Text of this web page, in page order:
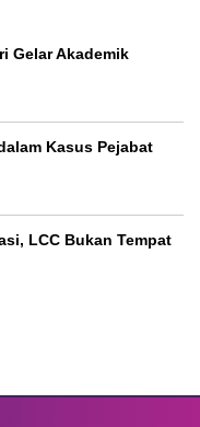
Gelar Akademik
Kasus Pejabat
LCC Bukan Tempat